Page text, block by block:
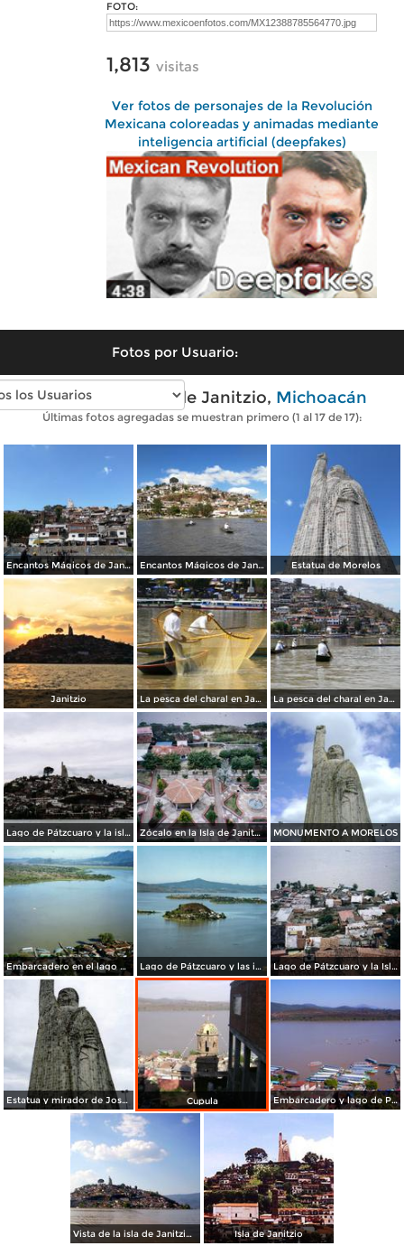
FOTO:
1,813 visitas
Ver fotos de personajes de la Revolución
Mexicana coloreadas y animadas mediante
inteligencia artificial (deepfakes)
Fotos por Usuario:
Fotos modernas de Janitzio, Michoacán
Últimas fotos agregadas se muestran primero (1 al 17 de 17):
Encantos Mágicos de Janitzio Encantos Mágicos de Janitzio Estatua de Morelos
Janitzio La pesca del charal en Janitzio La pesca del charal en Janitzio
Lago de Pátzcuaro y la isla de Janitzio, Michoacán. 2004 Zócalo en la Isla de Janitzio. 2004 MONUMENTO A MORELOS
Embarcadero en el lago de Pátzcuaro. Janitzio, Michoacán Lago de Pátzcuaro y las islas Pacanda y Yunuén desde Janitzio, Michoacán Lago de Pátzcuaro y la Isla de Janitzio, Michoacán
Estatua y mirador de José Ma. Morelos en la Isla de Janitzio, Michoacán Cupula Embarcadero y lago de Pátzcuaro
Vista de la isla de Janitzio y el lago de Pátzcuaro Isla de Janitzio